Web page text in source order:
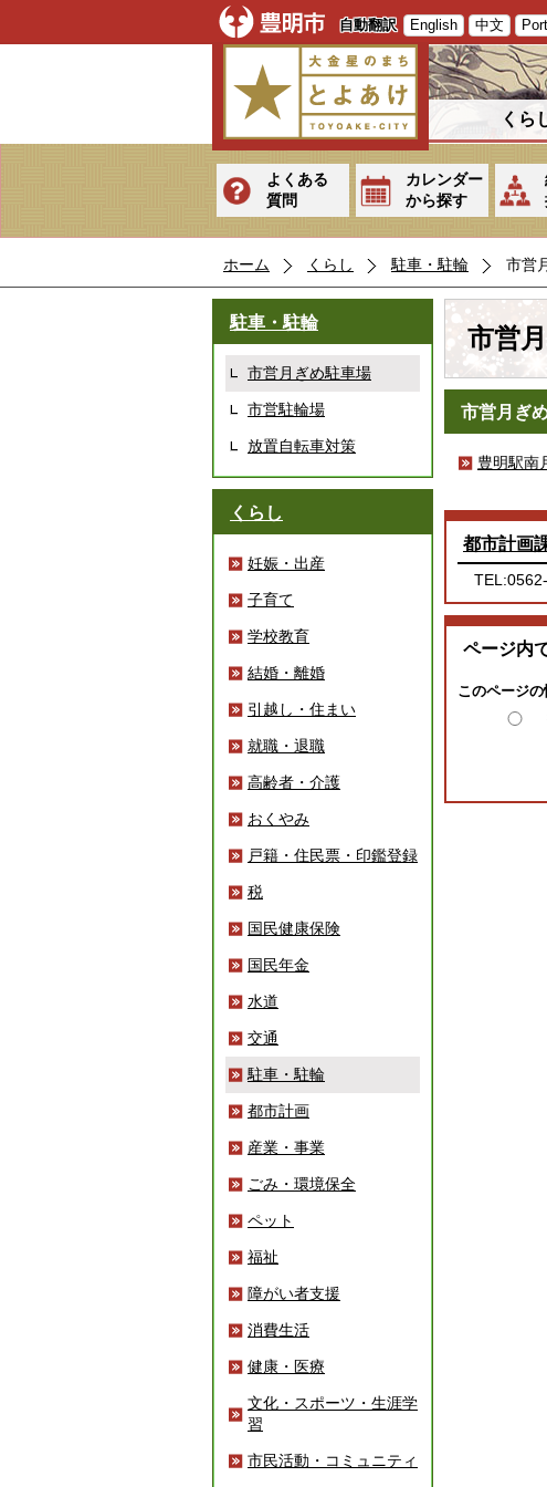
自動翻訳 English 中文
くら
よくある
質問
カレンダー
から探す
ホーム くらし 駐車・駐輪 市営
駐車・駐輪
市営月ぎめ駐車場
市営駐輪場
放置自転車対策
くらし
妊娠・出産
子育て
学校教育
結婚・離婚
引越し・住まい
就職・退職
高齢者・介護
おくやみ
戸籍・住民票・印鑑登録
税
国民健康保険
国民年金
水道
交通
駐車・駐輪
都市計画
産業・事業
ごみ・環境保全
ペット
福祉
障がい者支援
消費生活
健康・医療
文化・スポーツ・生涯学
習
市民活動・コミュニティ
市営
市営月ぎ
豊明駅南
都市計画
ページ内
このページ